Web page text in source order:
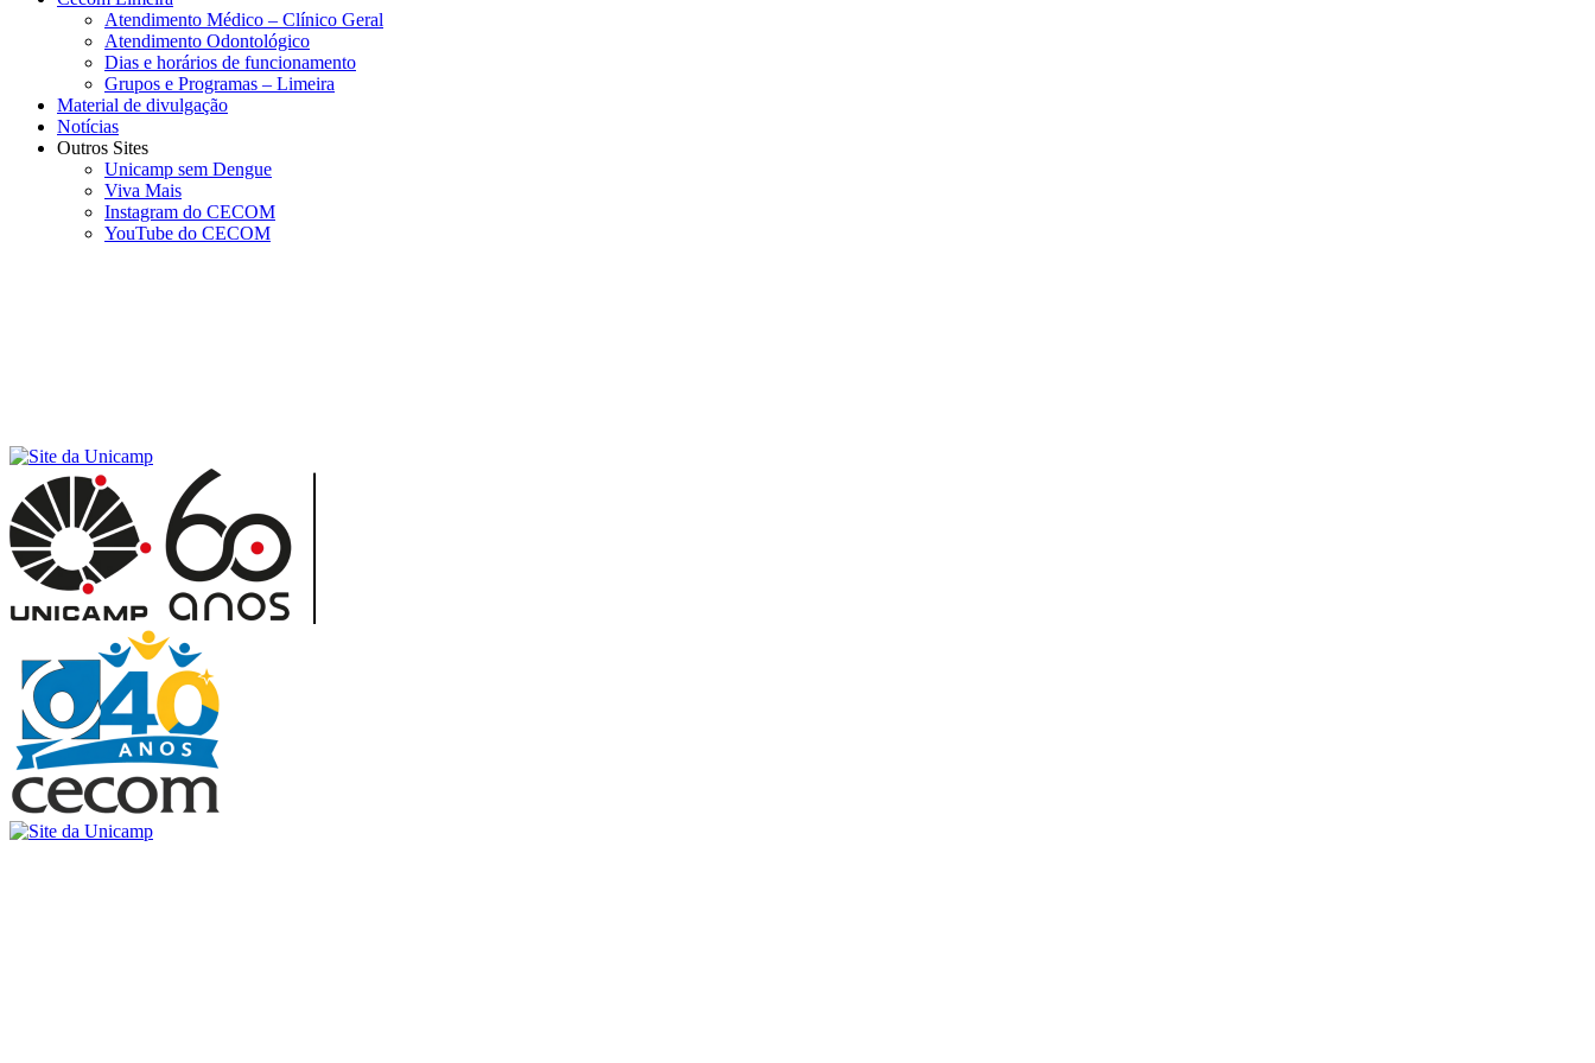
Atendimento Médico – Clínico Geral
Atendimento Odontológico
Dias e horários de funcionamento
Grupos e Programas – Limeira
Material de divulgação
Notícias
Outros Sites
Unicamp sem Dengue
Viva Mais
Instagram do CECOM
YouTube do CECOM